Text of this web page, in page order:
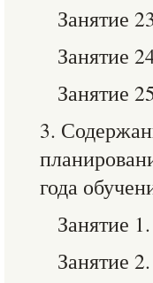
Занятие
Занятие
Занятие
3.
года
Занятие
Занятие